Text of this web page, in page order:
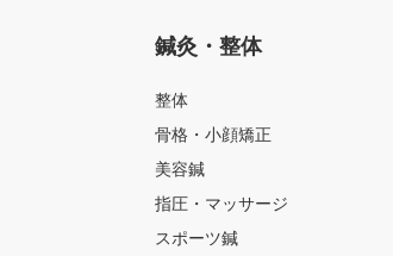
鍼灸・整体
整体
骨格・小顔矯正
美容鍼
指圧・マッサージ
スポーツ鍼